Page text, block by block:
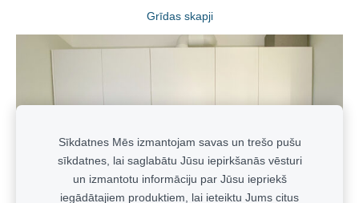
Grīdas skapji
Sīkdatnes Mēs izmantojam savas un trešo pušu
sīkdatnes, lai saglabātu Jūsu iepirkšanās vēsturi
un izmantotu informāciju par Jūsu iepriekš
iegādātajiem produktiem, lai ieteiktu Jums citus